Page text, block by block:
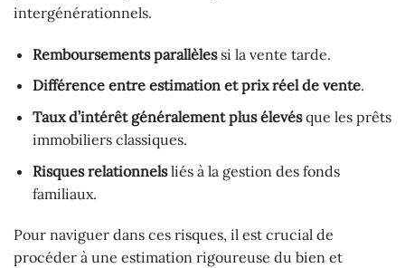
intergénérationnels.
Remboursements parallèlessi la vente tarde.
Différence entre estimation et prix réel de vente.
Taux d’intérêt généralement plus élevésque les prêts
immobiliers classiques.
Risques relationnelsliés à la gestion des fonds
familiaux.
Pour naviguer dans ces risques, il est crucial de
procéder à une estimation rigoureuse du bien et